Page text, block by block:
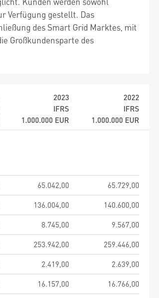
Verfügung gestellt. Das
des Smart Grid Marktes, mit
Großkundensparte des
2023
IFRS
1.000.000 EUR
2022
IFRS
1.000.000 EUR
65.042,00
65.729,00
136.004,00
140.600,00
8.745,00
9.567,00
253.942,00
259.446,00
2.419,00
2.639,00
16.157,00
16.766,00